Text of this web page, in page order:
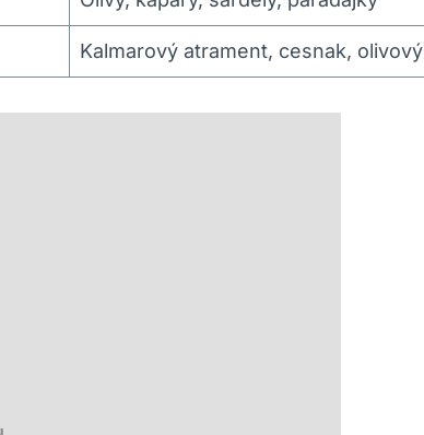
Kalmarový atrament, cesnak,